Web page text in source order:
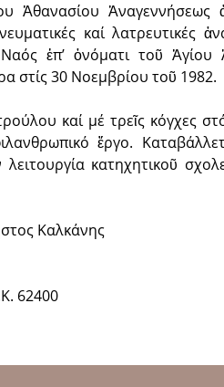
Ἀθανασίου Ἀναγεννήσεως
καί λατρευτικές
ἐπ’ ὀνόματι τοῦ
στίς 30 Νοεμβρίου τοῦ 1982.
καί μέ τρεῖς κόγχες
ἔργο.
κατηχητικοῦ
Καλκάνης
62400